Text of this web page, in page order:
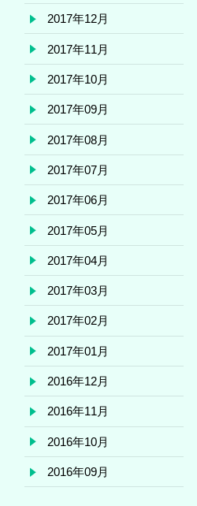
2017年12月
2017年11月
2017年10月
2017年09月
2017年08月
2017年07月
2017年06月
2017年05月
2017年04月
2017年03月
2017年02月
2017年01月
2016年12月
2016年11月
2016年10月
2016年09月